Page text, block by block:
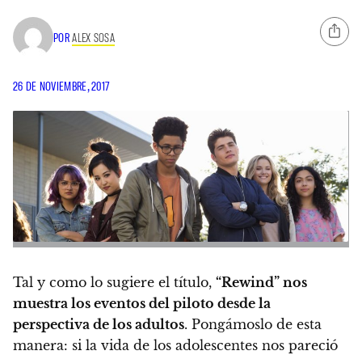
PORALEX SOSA
26 DE NOVIEMBRE, 2017
Tal y como lo sugiere el título, “Rewind” nos
muestra los eventos del piloto desde la
perspectiva de los adultos. Pongámoslo de esta
manera: si la vida de los adolescentes nos pareció